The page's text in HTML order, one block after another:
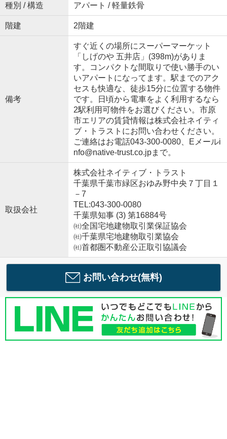
種別 / 構造 アパート / 軽量鉄骨
階建 2階建
備考
すぐ近くの場所にスーパーマーケット
「しげのや 五井店」(398m)がありま
す。コンパクトな間取りで使い勝手のい
いアパートになってます。駅までのアク
セスも快適な、徒歩15分に位置する物件
です。日頃から電車をよく利用するなら
2駅利用可物件をお選びください。市原
市エリアの賃貸情報は株式会社ネイティ
ブ・トラストにお問い合わせください。
ご連絡はお電話043-300-0080、Eメールi
nfo@native-trust.co.jpまで。
取扱会社
株式会社ネイティブ・トラスト
千葉県千葉市緑区おゆみ野中央７丁目１
－7
TEL:043-300-0080
千葉県知事 (3) 第16884号
㈳全国宅地建物取引業保証協会
㈳千葉県宅地建物取引業協会
㈳首都圏不動産公正取引協議会
お問い合わせ(無料)